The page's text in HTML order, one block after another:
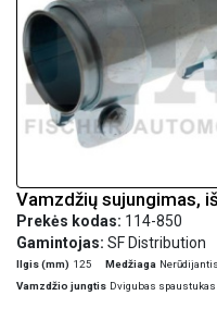
Vamzdžių sujungimas,
Prekės kodas: 114-850
Gamintojas: SF Distribution
Ilgis (mm) 125 Medžiaga
Vamzdžio jungtis Dvigubas spaustukas